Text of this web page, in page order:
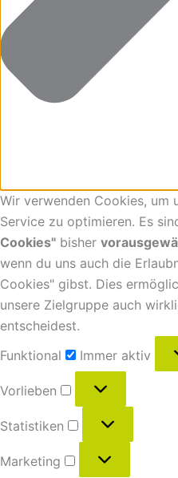
Wir verwenden Cookies, um
Service zu optimieren. Es
Cookies" bisher
wenn du uns auch die
Cookies" gibst. Dies
unsere Zielgruppe auch
entscheidest.
Funktional
Immer aktiv
Vorlieben
Statistiken
Marketing